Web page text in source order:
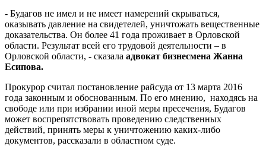
- Будагов не имел и не имеет намерений скрываться,
оказывать давление на свидетелей, уничтожать вещественные
доказательства. Он более 41 года проживает в Орловской
области. Результат всей его трудовой деятельности – в
Орловской области, - сказала адвокат бизнесмена Жанна
Есипова.
Прокурор считал постановление райсуда от 13 марта 2016
года законным и обоснованным. По его мнению, находясь на
свободе или при избрании иной меры пресечения, Будагов
может воспрепятствовать проведению следственных
действий, принять меры к уничтожению каких-либо
документов, рассказали в областном суде.